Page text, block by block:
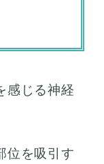
感じる神経
位を吸引す